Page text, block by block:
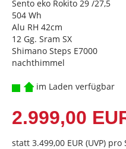
Sento eko Rokito 29 /27,5
504 Wh
Alu RH 42cm
12 Gg. Sram SX
Shimano Steps E7000
nachthimmel
im Laden verfügbar
2.999,00
statt 3.499,00 EUR (UVP) pro